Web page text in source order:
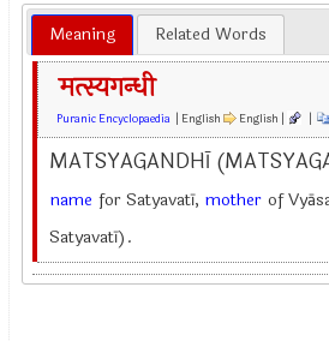
Meaning Related Words
मत्स्यगन्धी
Puranic Encyclopaedia | English English | |
MATSYAGANDHĪ
name for Satyavatī, mother of
Satyavatī).